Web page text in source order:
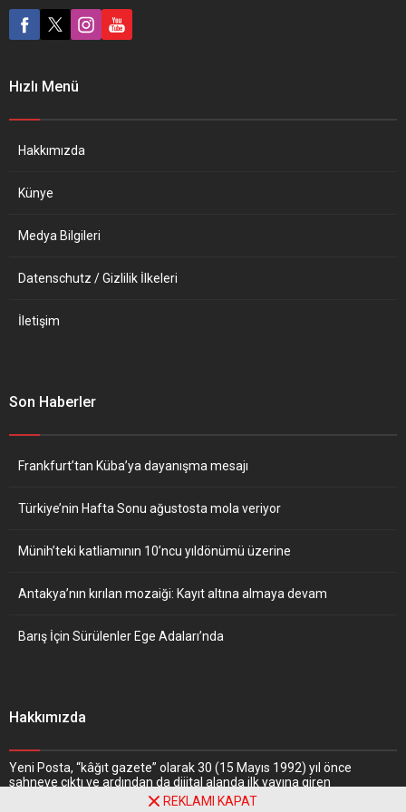
değişikliğiyle ilgili açıkladığı
yeni rapora ilişkin BM
Cenevre Ofisi’nde basın
değişikliği nedeniyle sel ve
Hızlı Menü
Hakkımızda
Künye
Medya Bilgileri
Datenschutz / Gizlilik İlkeleri
İletişim
Son Haberler
Frankfurt’tan Küba’ya dayanışma mesajı
Türkiye’nin Hafta Sonu ağustosta mola veriyor
Münih’teki katliamının 10’ncu yıldönümü üzerine
Antakya’nın kırılan mozaiği: Kayıt altına almaya devam
Barış İçin Sürülenler Ege Adaları’nda
Hakkımızda
Yeni Posta, “kâğıt gazete” olarak 30 (15 Mayıs 1992) yıl önce
sahneye çıktı ve ardından da dijital alanda ilk yayına giren
gazetelerden biri oldu. Nitekim, haber portalı “
REKLAMI KAPAT